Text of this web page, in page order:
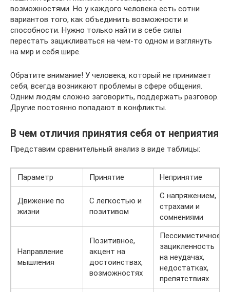
возможностями. Но у каждого человека есть сотни
вариантов того, как объединить возможности и
способности. Нужно только найти в себе силы
перестать зацикливаться на чем-то одном и взглянуть
на мир и себя шире.
Обратите внимание! У человека, который не принимает
себя, всегда возникают проблемы в сфере общения.
Одним людям сложно заговорить, поддержать разговор.
Другие постоянно попадают в конфликты.
В чем отличия принятия себя от неприятия
Представим сравнительный анализ в виде таблицы:
Параметр Принятие Непринятие
Движение по
жизни
С легкостью и
позитивом
С напряжением,
страхами и
сомнениями
Направление
мышления
Позитивное,
акцент на
достоинствах,
возможностях
Пессимистичное,
зацикленность
на неудачах,
недостатках,
препятствиях